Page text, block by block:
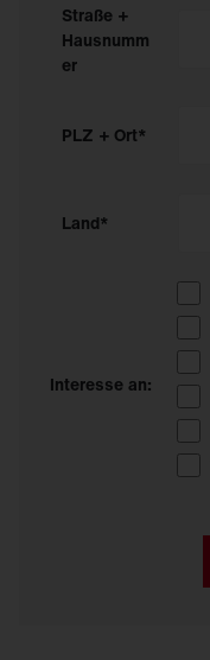
Straße +
Hausnumm
er
PLZ + Ort*
Land*
Interesse an: